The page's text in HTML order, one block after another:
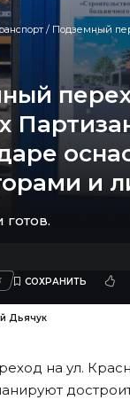
/ Подземный переход на ул. Красных
и
готов.
Дьячук
на ул.